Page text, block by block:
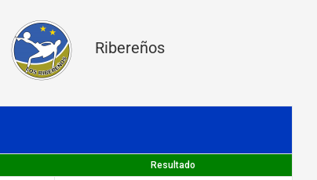
Ribereños
Resultado